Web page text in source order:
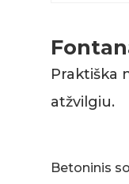
Praktiška
atžvilgiu.
Betoninis